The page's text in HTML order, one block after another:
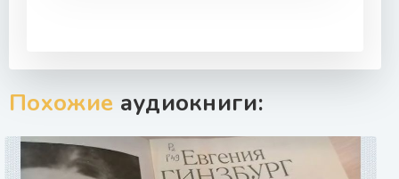
Похожие аудиокниги: